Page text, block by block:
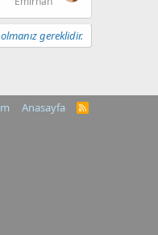
gereklidir.
Anasayfa
R